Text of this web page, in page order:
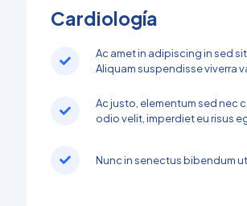
Cardiología
Ac amet in adipiscing in sed
Aliquam suspendisse viverra
Ac justo, elementum sed nec
odio velit, imperdiet eu risus
Nunc in senectus bibendum